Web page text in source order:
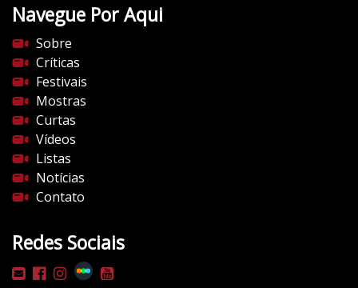
e
s
d
o
c
i
n
e
m
a
c
o
m
Navegue Por Aqui
Sobre
Críticas
Festivais
Mostras
Curtas
Vídeos
Listas
Notícias
Contato
Redes Sociais